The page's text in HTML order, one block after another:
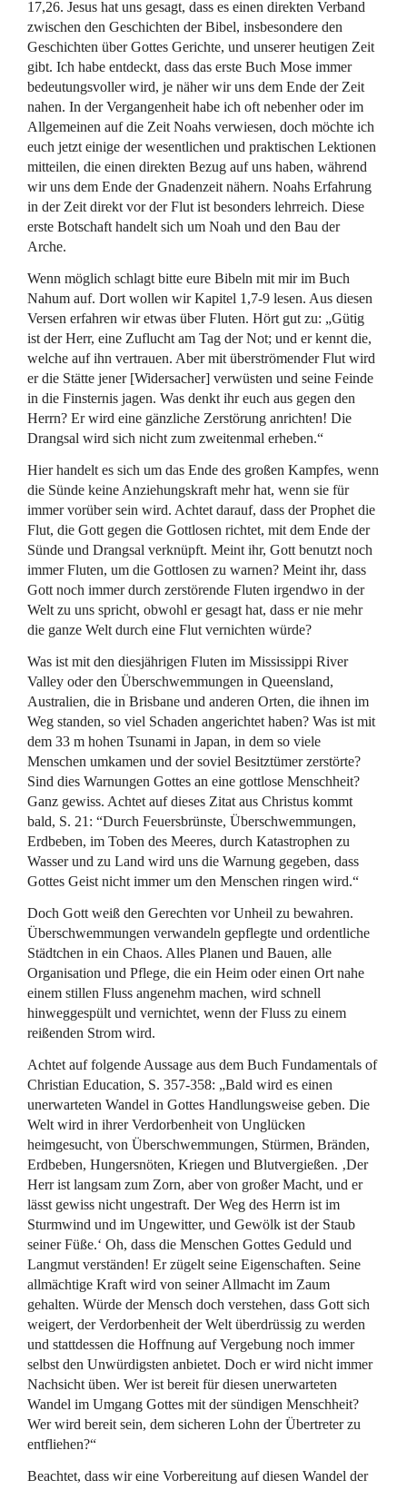
17,26. Jesus hat uns gesagt, dass es einen direkten Verband
zwischen den Geschichten der Bibel, insbesondere den
Geschichten über Gottes Gerichte, und unserer heutigen Zeit
gibt. Ich habe entdeckt, dass das erste Buch Mose immer
bedeutungsvoller wird, je näher wir uns dem Ende der Zeit
nahen. In der Vergangenheit habe ich oft nebenher oder im
Allgemeinen auf die Zeit Noahs verwiesen, doch möchte ich
euch jetzt einige der wesentlichen und praktischen Lektionen
mitteilen, die einen direkten Bezug auf uns haben, während
wir uns dem Ende der Gnadenzeit nähern. Noahs Erfahrung
in der Zeit direkt vor der Flut ist besonders lehrreich. Diese
erste Botschaft handelt sich um Noah und den Bau der
Arche.
Wenn möglich schlagt bitte eure Bibeln mit mir im Buch
Nahum auf. Dort wollen wir Kapitel 1,7-9 lesen. Aus diesen
Versen erfahren wir etwas über Fluten. Hört gut zu: „Gütig
ist der Herr, eine Zuflucht am Tag der Not; und er kennt die,
welche auf ihn vertrauen. Aber mit überströmender Flut wird
er die Stätte jener [Widersacher] verwüsten und seine Feinde
in die Finsternis jagen. Was denkt ihr euch aus gegen den
Herrn? Er wird eine gänzliche Zerstörung anrichten! Die
Drangsal wird sich nicht zum zweitenmal erheben.“
Hier handelt es sich um das Ende des großen Kampfes, wenn
die Sünde keine Anziehungskraft mehr hat, wenn sie für
immer vorüber sein wird. Achtet darauf, dass der Prophet die
Flut, die Gott gegen die Gottlosen richtet, mit dem Ende der
Sünde und Drangsal verknüpft. Meint ihr, Gott benutzt noch
immer Fluten, um die Gottlosen zu warnen? Meint ihr, dass
Gott noch immer durch zerstörende Fluten irgendwo in der
Welt zu uns spricht, obwohl er gesagt hat, dass er nie mehr
die ganze Welt durch eine Flut vernichten würde?
Was ist mit den diesjährigen Fluten im Mississippi River
Valley oder den Überschwemmungen in Queensland,
Australien, die in Brisbane und anderen Orten, die ihnen im
Weg standen, so viel Schaden angerichtet haben? Was ist mit
dem 33 m hohen Tsunami in Japan, in dem so viele
Menschen umkamen und der soviel Besitztümer zerstörte?
Sind dies Warnungen Gottes an eine gottlose Menschheit?
Ganz gewiss. Achtet auf dieses Zitat aus Christus kommt
bald, S. 21: “Durch Feuersbrünste, Überschwemmungen,
Erdbeben, im Toben des Meeres, durch Katastrophen zu
Wasser und zu Land wird uns die Warnung gegeben, dass
Gottes Geist nicht immer um den Menschen ringen wird.“
Doch Gott weiß den Gerechten vor Unheil zu bewahren.
Überschwemmungen verwandeln gepflegte und ordentliche
Städtchen in ein Chaos. Alles Planen und Bauen, alle
Organisation und Pflege, die ein Heim oder einen Ort nahe
einem stillen Fluss angenehm machen, wird schnell
hinweggespült und vernichtet, wenn der Fluss zu einem
reißenden Strom wird.
Achtet auf folgende Aussage aus dem Buch Fundamentals of
Christian Education, S. 357-358: „Bald wird es einen
unerwarteten Wandel in Gottes Handlungsweise geben. Die
Welt wird in ihrer Verdorbenheit von Unglücken
heimgesucht, von Überschwemmungen, Stürmen, Bränden,
Erdbeben, Hungersnöten, Kriegen und Blutvergießen. ‚Der
Herr ist langsam zum Zorn, aber von großer Macht, und er
lässt gewiss nicht ungestraft. Der Weg des Herrn ist im
Sturmwind und im Ungewitter, und Gewölk ist der Staub
seiner Füße.‘ Oh, dass die Menschen Gottes Geduld und
Langmut verständen! Er zügelt seine Eigenschaften. Seine
allmächtige Kraft wird von seiner Allmacht im Zaum
gehalten. Würde der Mensch doch verstehen, dass Gott sich
weigert, der Verdorbenheit der Welt überdrüssig zu werden
und stattdessen die Hoffnung auf Vergebung noch immer
selbst den Unwürdigsten anbietet. Doch er wird nicht immer
Nachsicht üben. Wer ist bereit für diesen unerwarteten
Wandel im Umgang Gottes mit der sündigen Menschheit?
Wer wird bereit sein, dem sicheren Lohn der Übertreter zu
entfliehen?“
Beachtet, dass wir eine Vorbereitung auf diesen Wandel der